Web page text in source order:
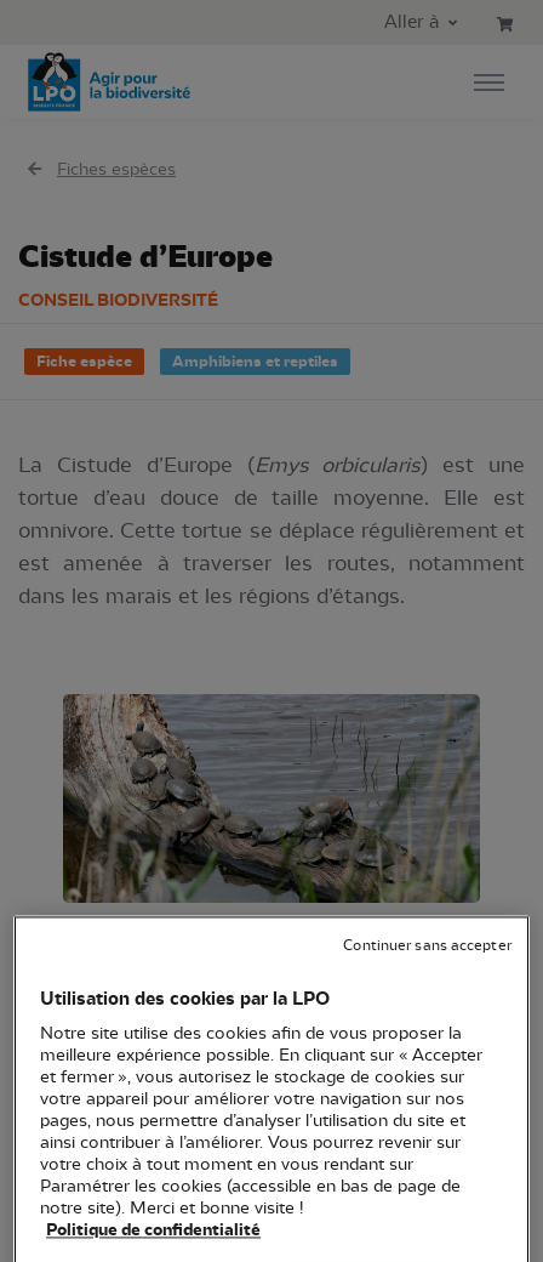
Aller au menu principal
Aller à
Fiches espèces
Cistude d’Europe
CONSEIL BIODIVERSITÉ
Fiche espèce Amphibiens et reptiles
La Cistude d’Europe (Emys orbicularis) est une
tortue d’eau douce de taille moyenne. Elle est
omnivore. Cette tortue se déplace régulièrement et
est amenée à traverser les routes, notamment
dans les marais et les régions d’étangs.
Autres noms: Tortue de Brenne, Tortue
des marais ou Tortue bourbeuse, ces
deux dernières appellations étant
ambiguës (elles peuvent désigner
d'autres espèces de tortues comme
l'Emyde lepreuse).
Nom anglais: European pond Turtle /
Utilisation des cookies par la LPO
Notre site utilise des cookies afin de vous proposer la
meilleure expérience possible. En cliquant sur « Accepter
et fermer », vous autorisez le stockage de cookies sur
votre appareil pour améliorer votre navigation sur nos
pages, nous permettre d’analyser l’utilisation du site et
ainsi contribuer à l’améliorer. Vous pourrez revenir sur
votre choix à tout moment en vous rendant sur
Paramétrer les cookies (accessible en bas de page de
notre site). Merci et bonne visite !
Politique de confidentialité
Continuer sans accepter